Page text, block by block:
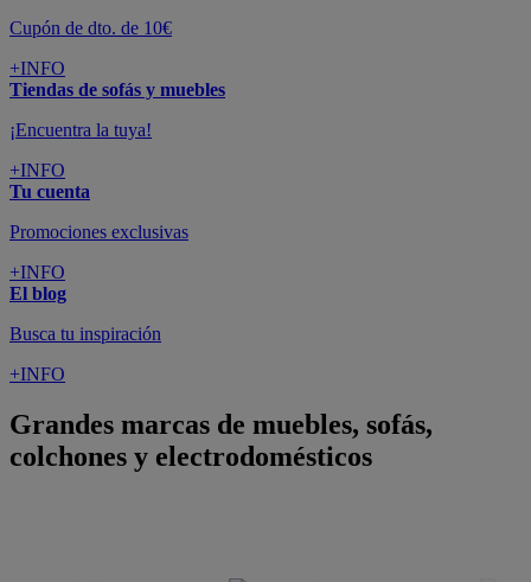
Cupón de dto. de 10€
+INFO
Tiendas de sofás y muebles
¡Encuentra la tuya!
+INFO
Tu cuenta
Promociones exclusivas
+INFO
El blog
Busca tu inspiración
+INFO
Grandes marcas de muebles, sofás,
colchones y electrodomésticos